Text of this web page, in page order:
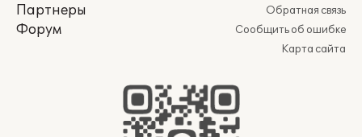
Партнеры
Форум
Обратная связь
Сообщить об ошибке
Карта сайта